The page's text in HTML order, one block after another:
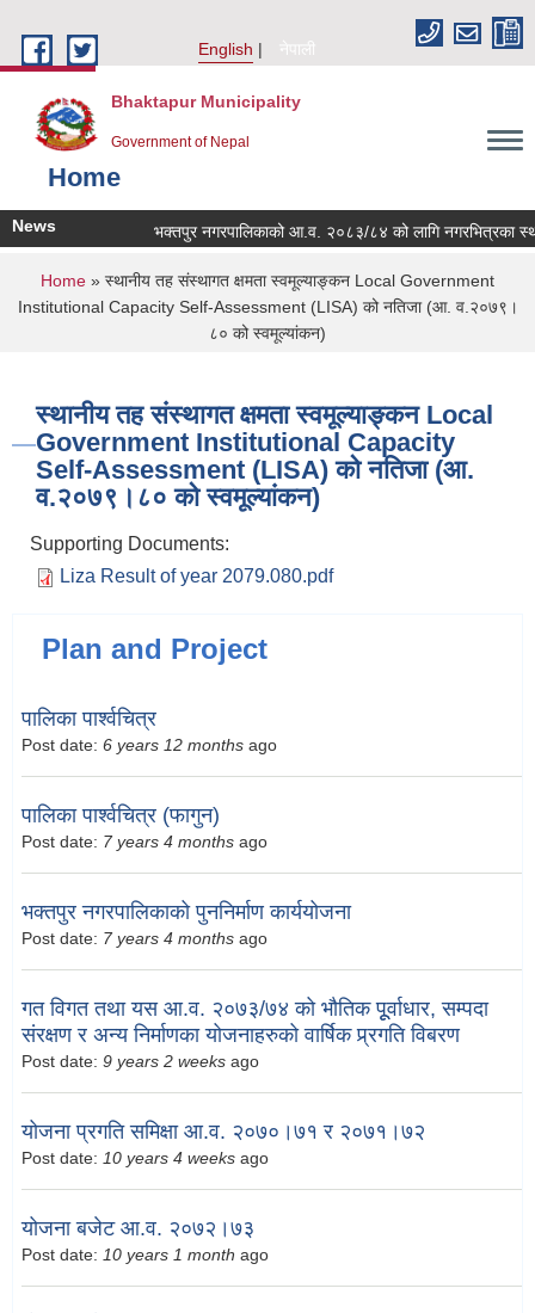
English
नेपाली
Bhaktapur Municipality
Government of Nepal
Home
News भक्तपुर नगरपालिकाको आ.व. २०८३/८४ को लागि नगरभित्रका
You are here
Home » स्थानीय तह संस्थागत क्षमता स्वमूल्याङ्कन Local Government
Institutional Capacity Self-Assessment (LISA) को नतिजा (आ. व.२०७९।
८० को स्वमूल्यांकन)
स्थानीय तह संस्थागत क्षमता स्वमूल्याङ्कन Local
Government Institutional Capacity
Self-Assessment (LISA) को नतिजा (आ.
व.२०७९।८० को स्वमूल्यांकन)
Supporting Documents:
Liza Result of year 2079.080.pdf
Plan and Project
पालिका पार्श्वचित्र
Post date: 6 years 12 months ago
पालिका पार्श्वचित्र (फागुन)
Post date: 7 years 4 months ago
भक्तपुर नगरपालिकाको पुननिर्माण कार्ययोजना
Post date: 7 years 4 months ago
गत विगत तथा यस आ.व. २०७३/७४ को भौतिक पूूर्वाधार, सम्पदा
संरक्षण र अन्य निर्माणका योजनाहरुको वार्षिक प्र्रगति विबरण
Post date: 9 years 2 weeks ago
योजना प्रगति समिक्षा आ.व. २०७०।७१ र २०७१।७२
Post date: 10 years 4 weeks ago
योजना बजेट आ.व. २०७२।७३
Post date: 10 years 1 month ago